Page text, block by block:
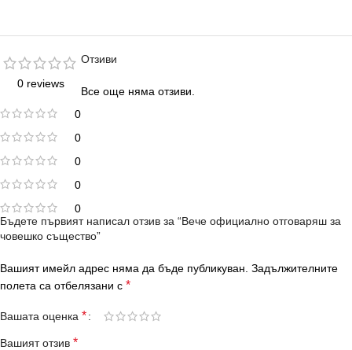
0 reviews
0
0
0
0
0
Отзиви
Все още няма отзиви.
Бъдете първият написал отзив за “Вече официално отговаряш за
човешко същество”
Вашият имейл адрес няма да бъде публикуван. Задължителните
полета са отбелязани с *
Вашата оценка *
Вашият отзив *